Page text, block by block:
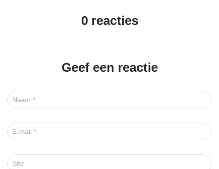
0 reacties
Geef een reactie
Naam *
E-mail *
Site